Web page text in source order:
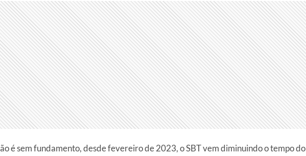
é sem fundamento, desde fevereiro de 2023, o SBT vem diminuindo o tempo do